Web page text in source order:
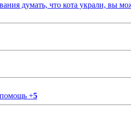
думать, что кота украли, вы
помощь +5